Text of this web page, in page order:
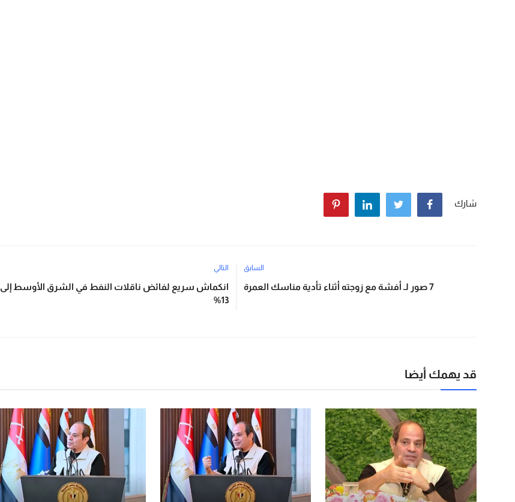
شارك
السابق
7 صور لـ أفشة مع زوجته أثناء تأدية مناسك العمرة
التالي
انكماش سريع لفائض ناقلات النفط في الشرق الأوسط إلى
13%
قد يهمك أيضا